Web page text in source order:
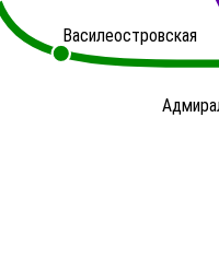
Василеостровская